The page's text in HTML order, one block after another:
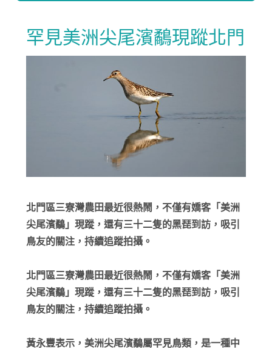
罕見美洲尖尾濱鷸現蹤北門
北門區三寮灣農田最近很熱鬧，不僅有嬌客「美洲
尖尾濱鷸」現蹤，還有三十二隻的黑琵到訪，吸引
鳥友的關注，持續追蹤拍攝。
北門區三寮灣農田最近很熱鬧，不僅有嬌客「美洲
尖尾濱鷸」現蹤，還有三十二隻的黑琵到訪，吸引
鳥友的關注，持續追蹤拍攝。
黃永豐表示，美洲尖尾濱鷸屬罕見鳥類，是一種中